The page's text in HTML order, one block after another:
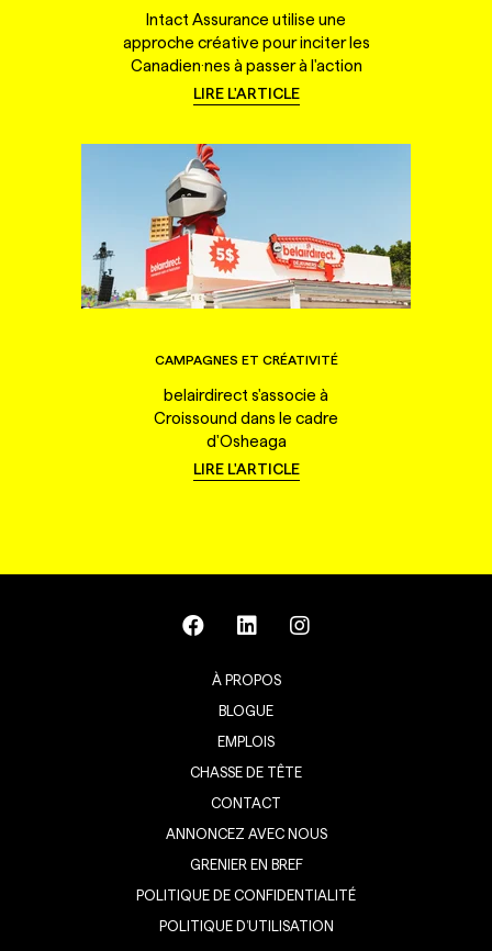
Intact Assurance utilise une
approche créative pour inciter les
Canadien·nes à passer à l'action
LIRE L'ARTICLE
CAMPAGNES ET CRÉATIVITÉ
belairdirect s'associe à
Croissound dans le cadre
d'Osheaga
LIRE L'ARTICLE
À PROPOS
BLOGUE
EMPLOIS
CHASSE DE TÊTE
CONTACT
ANNONCEZ AVEC NOUS
GRENIER EN BREF
POLITIQUE DE CONFIDENTIALITÉ
POLITIQUE D’UTILISATION